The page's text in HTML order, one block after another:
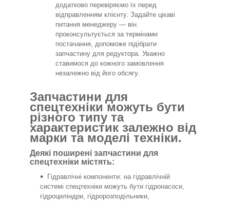
додатково перевіряємо їх перед
відправленням клієнту. Задайте цікаві
питання менеджеру — він
проконсультується за термінами
постачання, допоможе підібрати
запчастину для редуктора. Уважно
ставимося до кожного замовлення
незалежно від його обсягу.
Запчастини для
спецтехніки можуть бути
різного типу та
характеристик залежно від
марки та моделі техніки.
Деякі поширені запчастини для
спецтехніки містять:
Гідравлічні компоненти: на гідравлічній
системі спецтехніки можуть бути гідронасоси,
гідроциліндри, гідророзподільники,